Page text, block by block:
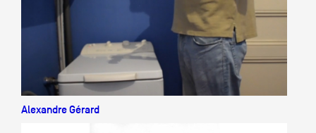
Alexandre Gérard